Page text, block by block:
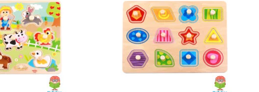
Sačuvaj
proizvod
Sačuvaj
proizvod